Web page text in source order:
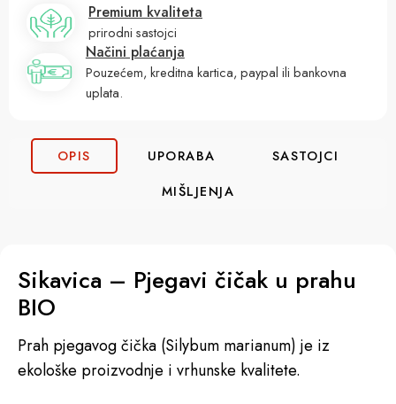
Premium kvaliteta
prirodni sastojci
Načini plaćanja
Pouzećem, kreditna kartica, paypal ili bankovna
uplata.
OPIS UPORABA
SASTOJCI
MIŠLJENJA
Sikavica – Pjegavi čičak u prahu
BIO
Prah pjegavog čička (Silybum marianum) je iz
ekološke proizvodnje i vrhunske kvalitete.